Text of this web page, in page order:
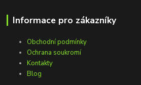
Informace pro zákazníky
Obchodní podmínky
Ochrana soukromí
Kontakty
Blog